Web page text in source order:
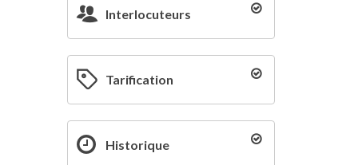
Interlocuteurs
Tarification
Historique